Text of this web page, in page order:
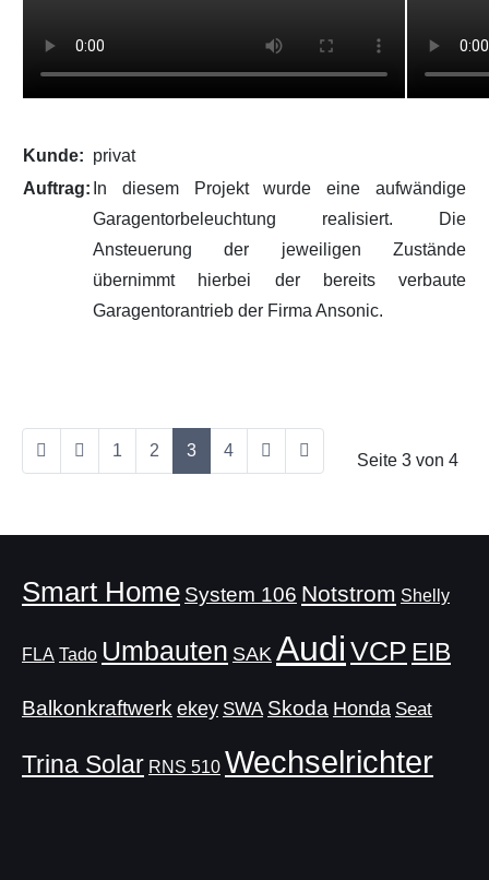
Kunde: privat
Auftrag: In diesem Projekt wurde eine aufwändige
Garagentorbeleuchtung realisiert. Die
Ansteuerung der jeweiligen Zustände
übernimmt hierbei der bereits verbaute
Garagentorantrieb der Firma Ansonic.
Seite 3 von 4
1 2 3 4
Smart Home System 106 Notstrom Shelly
FLA Tado Umbauten SAK Audi VCP EIB
Balkonkraftwerk ekey SWA Skoda Honda Seat
Trina Solar RNS 510 Wechselrichter